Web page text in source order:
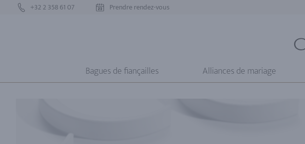
+32 2 358 61 07 Prendre rendez-vous
Bagues de fiançailles Alliances de mariage